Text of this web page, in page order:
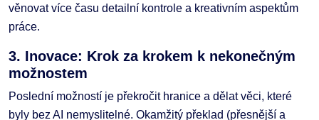
věnovat více času detailní kontrole a kreativním aspektům
práce.
3. Inovace: Krok za krokem k nekonečným
možnostem
Poslední možností je překročit hranice a dělat věci, které
byly bez AI nemyslitelné. Okamžitý překlad (přesnější a